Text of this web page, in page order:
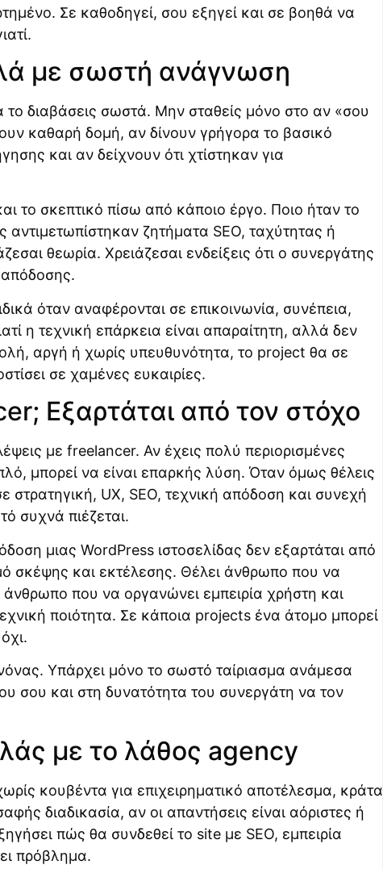
Σε καθοδηγεί, σου εξηγεί και σε βοηθά να
με σωστή ανάγνωση
διαβάσεις σωστά. Μην σταθείς μόνο στο αν «σου
καθαρή δομή, αν δίνουν γρήγορα το βασικό
και αν δείχνουν ότι χτίστηκαν για
το σκεπτικό πίσω από κάποιο έργο. Ποιο ήταν το
ζητήματα SEO, ταχύτητας ή
θεωρία. Χρειάζεσαι ενδείξεις ότι ο συνεργάτης
όταν αναφέρονται σε επικοινωνία, συνέπεια,
η τεχνική επάρκεια είναι απαραίτητη, αλλά δεν
αργή ή χωρίς υπευθυνότητα, το project θα σε
σε χαμένες ευκαιρίες.
Εξαρτάται από τον στόχο
με freelancer. Αν έχεις πολύ περιορισμένες
μπορεί να είναι επαρκής λύση. Όταν όμως θέλεις
στρατηγική, UX, SEO, τεχνική απόδοση και συνεχή
συχνά πιέζεται.
μιας WordPress ιστοσελίδας δεν εξαρτάται από
σκέψης και εκτέλεσης. Θέλει άνθρωπο που να
που να οργανώνει εμπειρία χρήστη και
ποιότητα. Σε κάποια projects ένα άτομο μπορεί
Υπάρχει μόνο το σωστό ταίριασμα ανάμεσα
σου και στη δυνατότητα του συνεργάτη να τον
με το λάθος agency
κουβέντα για επιχειρηματικό αποτέλεσμα, κράτα
διαδικασία, αν οι απαντήσεις είναι αόριστες ή
πώς θα συνδεθεί το site με SEO, εμπειρία
πρόβλημα.